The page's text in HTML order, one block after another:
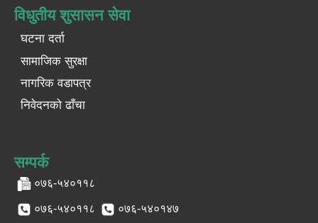
विधुतीय शुसासन सेवा
घटना दर्ता
सामाजिक सुरक्षा
नागरिक वडापत्र
निवेदनको ढाँचा
सम्पर्क
०७६-५४०११८
०७६-५४०११८ ०७६-५४०१४७